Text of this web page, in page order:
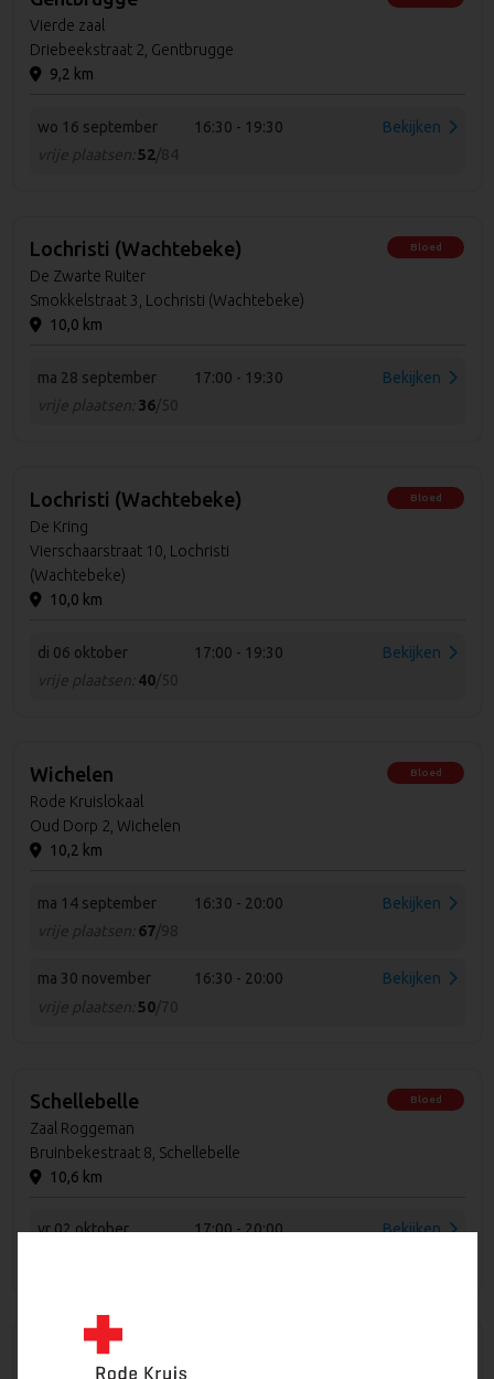
Vierde zaal
Driebeekstraat 2, Gentbrugge
9,2 km
wo 16 september
16:30 - 19:30
vrije plaatsen: 52/84
Bekijken
Lochristi (Wachtebeke)
De Zwarte Ruiter
Smokkelstraat 3, Lochristi (Wachtebeke)
10,0 km
Bloed
ma 28 september
17:00 - 19:30
vrije plaatsen: 36/50
Bekijken
Lochristi (Wachtebeke)
De Kring
Vierschaarstraat 10, Lochristi
(Wachtebeke)
10,0 km
Bloed
di 06 oktober
17:00 - 19:30
vrije plaatsen: 40/50
Bekijken
Wichelen
Rode Kruislokaal
Oud Dorp 2, Wichelen
10,2 km
Bloed
ma 14 september
16:30 - 20:00
vrije plaatsen: 67/98
Bekijken
ma 30 november
16:30 - 20:00
vrije plaatsen: 50/70
Bekijken
Schellebelle
Zaal Roggeman
Bruinbekestraat 8, Schellebelle
10,6 km
Bloed
vr 02 oktober
17:00 - 20:00
Bekijken
Evergem